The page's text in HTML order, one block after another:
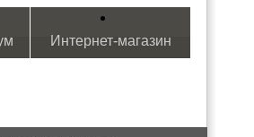
Интернет-магазин